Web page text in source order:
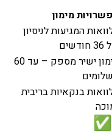
מימון
המגיעות לניסיון
מימון ישיר מספק – עד 60
בנקאיות בריבית